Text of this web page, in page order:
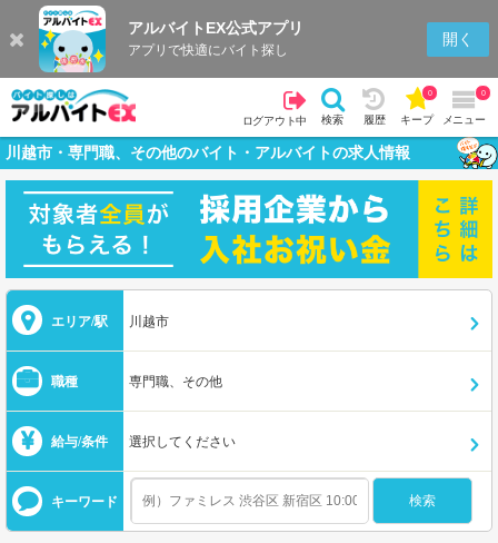
アルバイトEX公式アプリ
アプリで快適にバイト探し
開く
ログアウト中 検索 履歴 キープ
0
メニュー
0
川越市・専門職、その他のバイト・アルバイトの求人情報
エリア/駅 川越市
職種 専門職、その他
給与/条件 選択してください
キーワード